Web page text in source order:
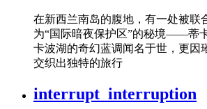
在新西兰南岛的腹地，有一处被联
为“国际暗夜保护区”的秘境——蒂
卡波湖的奇幻蓝调闻名于世，更因
交织出独特的旅行
interrupt_interruption